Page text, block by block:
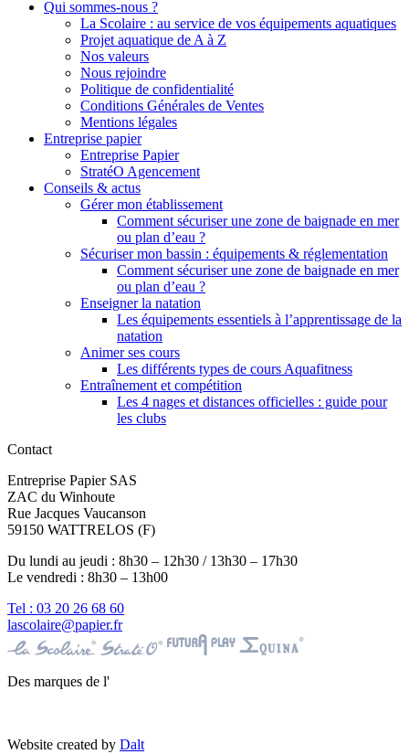
Qui sommes-nous ?
La Scolaire : au service de vos équipements aquatiques
Projet aquatique de A à Z
Nos valeurs
Nous rejoindre
Politique de confidentialité
Conditions Générales de Ventes
Mentions légales
Entreprise papier
Entreprise Papier
StratéO Agencement
Conseils & actus
Gérer mon établissement
Comment sécuriser une zone de baignade en mer
ou plan d’eau ?
Sécuriser mon bassin : équipements & réglementation
Comment sécuriser une zone de baignade en mer
ou plan d’eau ?
Enseigner la natation
Les équipements essentiels à l’apprentissage de la
natation
Animer ses cours
Les différents types de cours Aquafitness
Entraînement et compétition
Les 4 nages et distances officielles : guide pour
les clubs
Contact
Entreprise Papier SAS
ZAC du Winhoute
Rue Jacques Vaucanson
59150 WATTRELOS (F)
Du lundi au jeudi : 8h30 – 12h30 / 13h30 – 17h30
Le vendredi : 8h30 – 13h00
Tel : 03 20 26 68 60
lascolaire@papier.fr
Des marques de l'
Website created by Dalt